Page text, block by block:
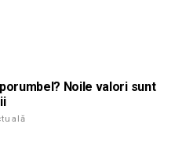
Noile valori sunt